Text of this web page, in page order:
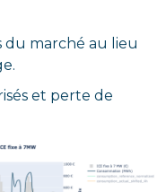
du marché au lieu
et perte de